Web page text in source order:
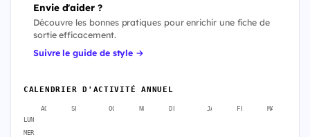
Envie d'aider ?
Découvre les bonnes pratiques pour enrichir une fiche de
sortie efficacement.
Suivre le guide de style →
CALENDRIER D'ACTIVITÉ ANNUEL
AOÛT SEPT. OCT. NOV. DÉC. JANV. FÉVR. MARS
LUN
MER